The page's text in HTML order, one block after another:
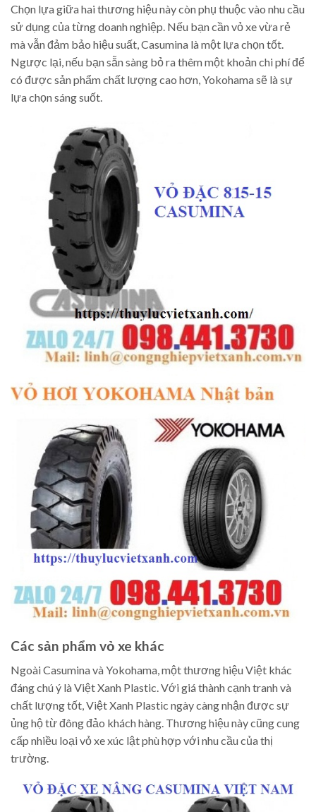
Chọn lựa giữa hai thương hiệu này còn phụ thuộc vào nhu cầu
sử dụng của từng doanh nghiệp. Nếu bạn cần vỏ xe vừa rẻ
mà vẫn đảm bảo hiệu suất, Casumina là một lựa chọn tốt.
Ngược lại, nếu bạn sẵn sàng bỏ ra thêm một khoản chi phí để
có được sản phẩm chất lượng cao hơn, Yokohama sẽ là sự
lựa chọn sáng suốt.
Các sản phẩm vỏ xe khác
Ngoài Casumina và Yokohama, một thương hiệu Việt khác
đáng chú ý là Việt Xanh Plastic. Với giá thành cạnh tranh và
chất lượng tốt, Việt Xanh Plastic ngày càng nhận được sự
ủng hộ từ đông đảo khách hàng. Thương hiệu này cũng cung
cấp nhiều loại vỏ xe xúc lật phù hợp với nhu cầu của thị
trường.